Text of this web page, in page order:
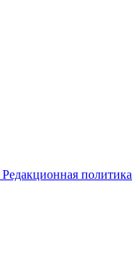
Редакционная политика